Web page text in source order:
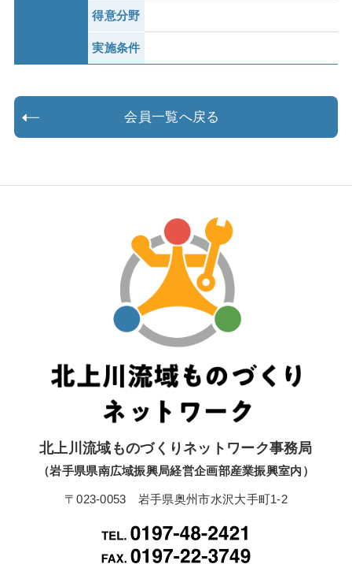
得意分野
実施条件
会員一覧へ戻る
北上川流域ものづくりネットワーク事務局
（岩手県県南広域振興局経営企画部産業振興室内）
〒023-0053 岩手県奥州市水沢大手町1-2